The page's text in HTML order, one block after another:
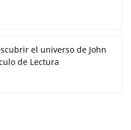
el universo de John
de Lectura